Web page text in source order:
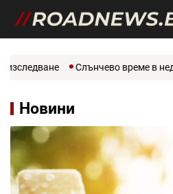
Слънчево време в неделя с
Новини